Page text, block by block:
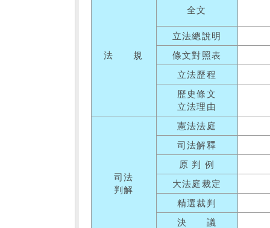
法 規
全文
立法總說明
條文對照表
立法歷程
歷史條文
立法理由
司法
判解
憲法法庭
司法解釋
原 判 例
大法庭裁定
精選裁判
決 議